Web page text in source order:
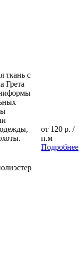
ткань с
Грета
от 120 р. /
п.м
Подробнее